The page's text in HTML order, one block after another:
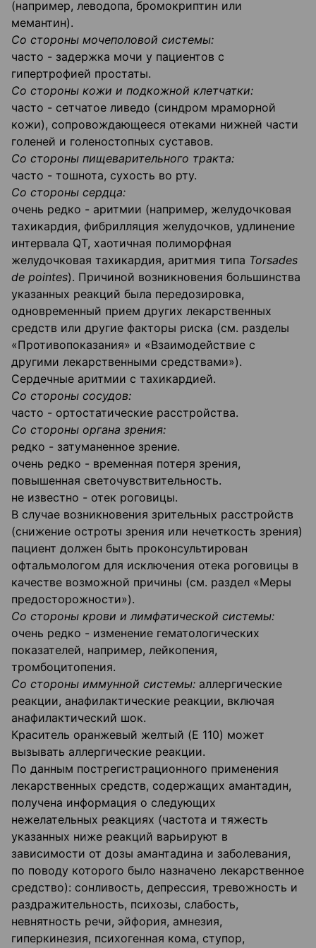
(например, леводопа, бромокриптин или
мемантин).
Со стороны мочеполовой системы:
часто - задержка мочи у пациентов с
гипертрофией простаты.
Со стороны кожи и подкожной клетчатки:
часто - сетчатое ливедо (синдром мраморной
кожи), сопровождающееся отеками нижней части
голеней и голеностопных суставов.
Со стороны пищеварительного тракта:
часто - тошнота, сухость во рту.
Со стороны сердца:
очень редко - аритмии (например, желудочковая
тахикардия, фибрилляция желудочков, удлинение
интервала QT, хаотичная полиморфная
желудочковая тахикардия, аритмия типа Torsades
de pointes). Причиной возникновения большинства
указанных реакций была передозировка,
одновременный прием других лекарственных
средств или другие факторы риска (см. разделы
«Противопоказания» и «Взаимодействие с
другими лекарственными средствами»).
Сердечные аритмии с тахикардией.
Со стороны сосудов:
часто - ортостатические расстройства.
Со стороны органа зрения:
редко - затуманенное зрение.
очень редко - временная потеря зрения,
повышенная светочувствительность.
не известно - отек роговицы.
В случае возникновения зрительных расстройств
(снижение остроты зрения или нечеткость зрения)
пациент должен быть проконсультирован
офтальмологом для исключения отека роговицы в
качестве возможной причины (см. раздел «Меры
предосторожности»).
Со стороны крови и лимфатической системы:
очень редко - изменение гематологических
показателей, например, лейкопения,
тромбоцитопения.
Со стороны иммунной системы: аллергические
реакции, анафилактические реакции, включая
анафилактический шок.
Краситель оранжевый желтый (E 110) может
вызывать аллергические реакции.
По данным пострегистрационного применения
лекарственных средств, содержащих амантадин,
получена информация о следующих
нежелательных реакциях (частота и тяжесть
указанных ниже реакций варьируют в
зависимости от дозы амантадина и заболевания,
по поводу которого было назначено лекарственное
средство): сонливость, депрессия, тревожность и
раздражительность, психозы, слабость,
невнятность речи, эйфория, амнезия,
гиперкинезия, психогенная кома, ступор,